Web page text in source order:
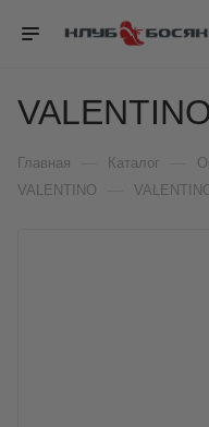
Главная Каталог
VALENTINO